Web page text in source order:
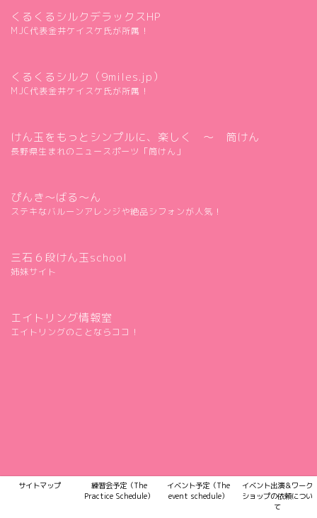
くるくるシルクデラックスHP
MJC代表金井ケイスケ氏が所属！
くるくるシルク（9miles.jp）
MJC代表金井ケイスケ氏が所属！
けん玉をもっとシンプルに、楽しく ～ 筒けん
長野県生まれのニュースポーツ「筒けん」
ぴんき～ばる～ん
ステキなバルーンアレンジや絶品シフォンが人気！
三石６段けん玉school
姉妹サイト
エイトリング情報室
エイトリングのことならココ！
サイトマップ
練習会予定（The
Practice Schedule）
イベント予定（The
event schedule）
イベント出演＆ワーク
ショップの依頼につい
て